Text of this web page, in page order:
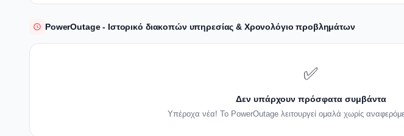
PowerOutage - Ιστορικό διακοπών υπηρεσίας & Χρονολόγιο προβλημάτων
✅
Δεν υπάρχουν πρόσφατα συμβάντα
Υπέροχα νέα! Το PowerOutage λειτουργεί ομαλά χωρίς